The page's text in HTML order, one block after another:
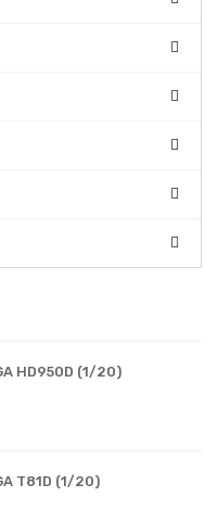
HD950D (1/20)
T81D (1/20)